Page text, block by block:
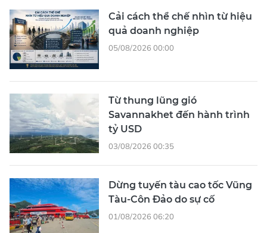
Cải cách thể chế nhìn từ hiệu
quả doanh nghiệp
05/08/2026 00:00
Từ thung lũng gió
Savannakhet đến hành trình
tỷ USD
03/08/2026 00:35
Dừng tuyến tàu cao tốc Vũng
Tàu-Côn Đảo do sự cố
01/08/2026 06:20